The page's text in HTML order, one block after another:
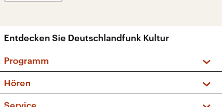
Entdecken Sie Deutschlandfunk Kultur
Programm
Sendungen und Podcasts
Hören